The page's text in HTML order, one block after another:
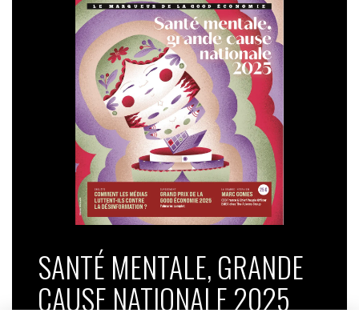
SANTÉ MENTALE, GRANDE
CAUSE NATIONALE 2025